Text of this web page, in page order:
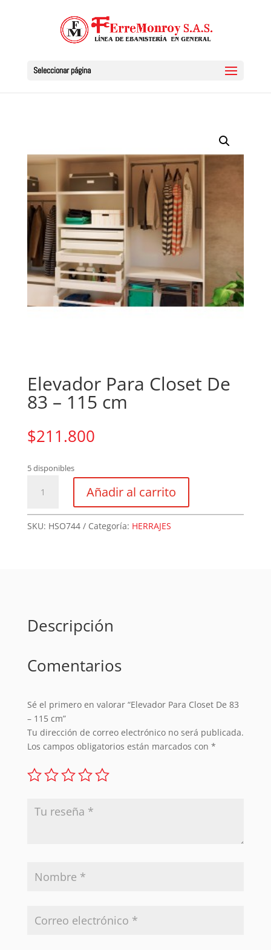
Seleccionar página
Elevador Para Closet De
83 – 115 cm
$211.800
5 disponibles
Para
De
Añadir al carrito
SKU: HSO744 Categoría: HERRAJES
Descripción
Comentarios
Sé el primero en valorar “Elevador Para Closet De 83
– 115 cm”
Tu dirección de correo electrónico no será publicada.
Los campos obligatorios están marcados con *